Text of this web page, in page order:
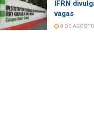
IFRN
vagas
8 DE